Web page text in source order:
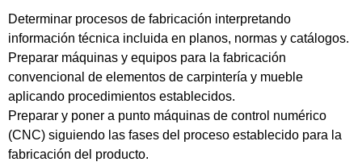
Determinar procesos de fabricación interpretando
información técnica incluida en planos, normas y catálogos.
Preparar máquinas y equipos para la fabricación
convencional de elementos de carpintería y mueble
aplicando procedimientos establecidos.
Preparar y poner a punto máquinas de control numérico
(CNC) siguiendo las fases del proceso establecido para la
fabricación del producto.